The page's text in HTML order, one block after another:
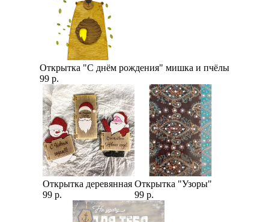
Открытка "С днём рождения" мишка и пчёлы
99 р.
Открытка деревянная
99 р.
Открытка "Узоры"
99 р.